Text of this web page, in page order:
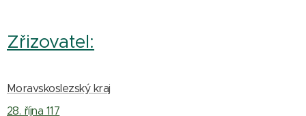
Zřizovatel:
Moravskoslezský kraj
28. října 117